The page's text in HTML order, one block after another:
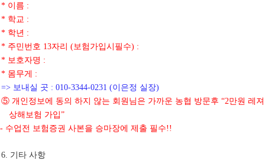
* 이름 :
* 학교 :
* 학년 :
* 주민번호 13자리(보험가입시필수) :
* 보호자명 :
* 몸무게 :
=> 보내실 곳 : 010-3344-0231 (이은정 실장)
⑤ 개인정보에 동의 하지 않는 회원님은 가까운 농협 방문후“2만원 레져
상해보험 가입”
- 수업전 보험증권 사본을 승마장에 제출 필수!!
6. 기타 사항